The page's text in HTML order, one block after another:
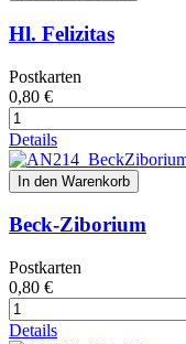
Hl. Felizitas
Postkarten
0,80 €
Details
In den Warenkorb
Beck-Ziborium
Postkarten
0,80 €
Details